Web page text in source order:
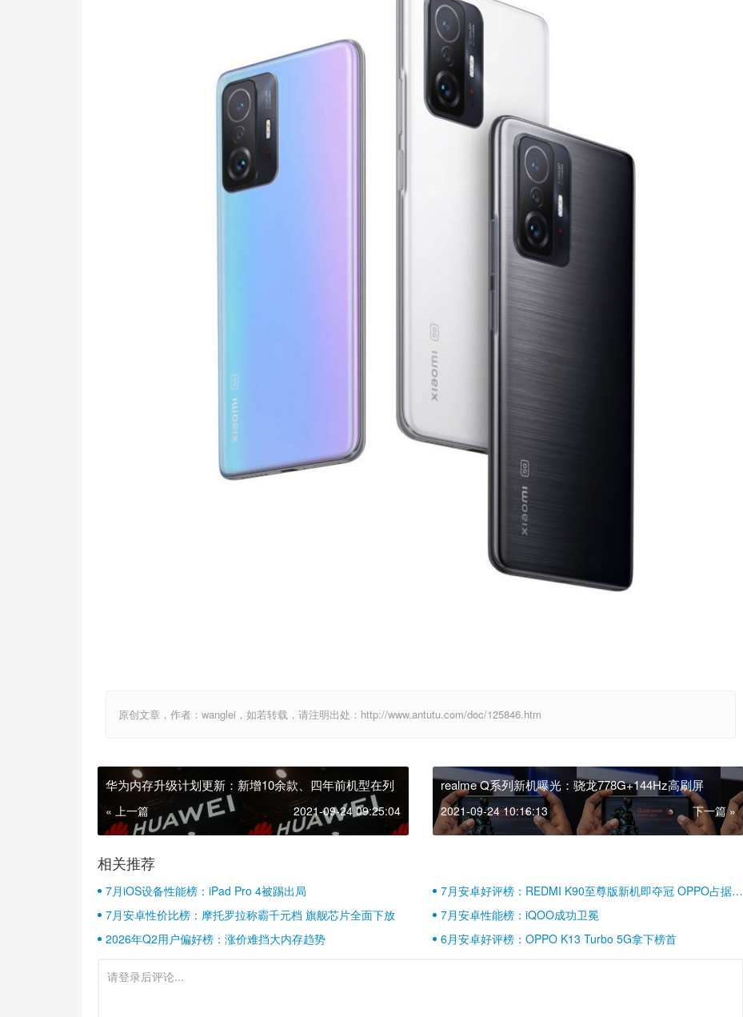
原创文章，作者：wanglei，如若转载，请注明出处：http://www.antutu.com/doc/125846.htm
华为内存升级计划更新：新增10余款、四年前机型在列
« 上一篇 2021-09-24 09:25:04
realme Q系列新机曝光：骁龙778G+144Hz高刷屏
2021-09-24 10:16:13 下一篇 »
相关推荐
7月iOS设备性能榜：iPad Pro 4被踢出局
7月安卓好评榜：REDMI K90至尊版新机即夺冠 OPPO占据半
壁江山
7月安卓性价比榜：摩托罗拉称霸千元档 旗舰芯片全面下放
7月安卓性能榜：iQOO成功卫冕
2026年Q2用户偏好榜：涨价难挡大内存趋势
6月安卓好评榜：OPPO K13 Turbo 5G拿下榜首